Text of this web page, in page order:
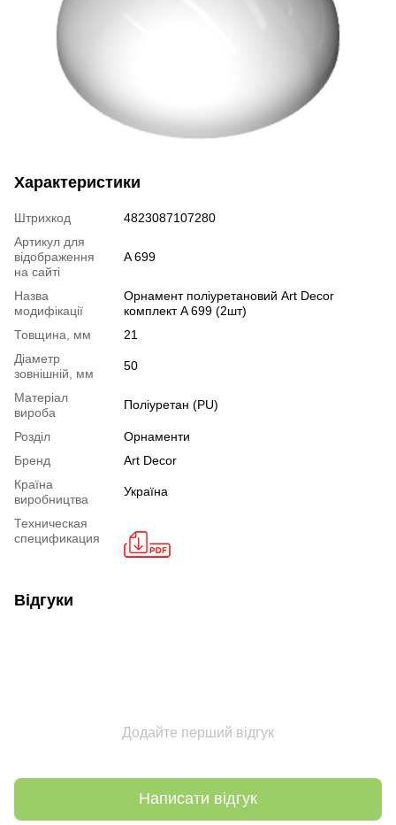
Характеристики
Штрихкод
4823087107280
Артикул для
відображення
на сайті
A 699
Назва
модифікації
Орнамент поліуретановий Art Decor
комплект A 699 (2шт)
Товщина, мм
21
Діаметр
зовнішній, мм
50
Mатеріал
вироба
Поліуретан (PU)
Розділ
Орнаменти
Бренд
Art Decor
Країна
виробництва
Україна
Техническая
спецификация
Відгуки
Додайте перший відгук
Написати відгук